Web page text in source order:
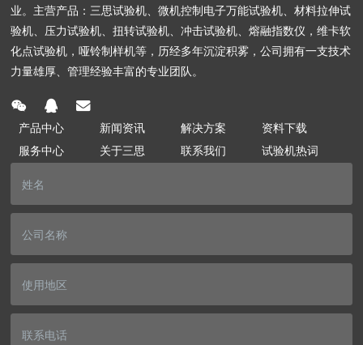
业。主营产品：三思试验机、微机控制电子万能试验机、材料拉伸试
验机、压力试验机、扭转试验机、冲击试验机、熔融指数仪，维卡软
化点试验机，哑铃制样机等，历经多年沉淀积雾，公司拥有一支技术
力量雄厚、管理经验丰富的专业团队。
产品中心 新闻资讯 解决方案
资料下载
服务中心
关于三思 联系我们 试验机热词